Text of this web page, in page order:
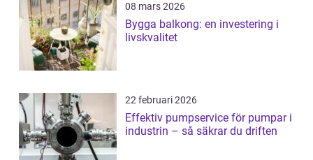
08 mars 2026
Bygga balkong: en investering i
livskvalitet
22 februari 2026
Effektiv pumpservice för pumpar i
industrin – så säkrar du driften